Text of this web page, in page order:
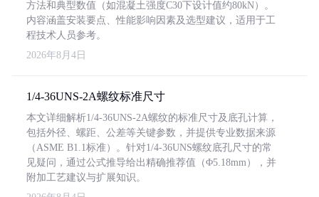
方法和典型数值（如混凝土强度C30下设计值约80kN）。
内容涵盖安装要点、性能影响因素及选型建议，适用于工
程技术人员参考。
2026年8月4日
1/4-36UNS-2A螺纹标准尺寸
本文详细解析1/4-36UNS-2A螺纹的标准尺寸及底孔计算，
包括外径、螺距、公差等关键参数，并提供专业数据来源
（ASME B1.1标准）。针对1/4-36UNS螺纹底孔尺寸的常
见疑问，通过公式推导给出精确推荐值（Φ5.18mm），并
附加工艺建议与扩展知识。